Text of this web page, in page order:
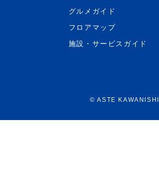
グルメガイド
フロアマップ
施設・サービスガイド
© ASTE KAWANISHI